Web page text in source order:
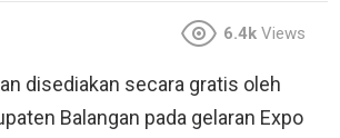
6.4k Views
disediakan secara gratis oleh
Balangan pada gelaran Expo